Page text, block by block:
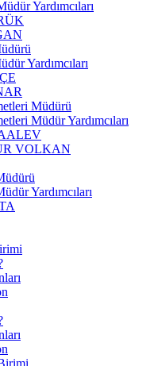
Yardımcıları
Yardımcıları
Müdürü
Müdür Yardımcıları
VOLKAN
Yardımcıları